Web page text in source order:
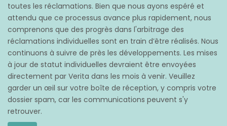
toutes les réclamations. Bien que nous ayons espéré et
attendu que ce processus avance plus rapidement, nous
comprenons que des progrès dans l'arbitrage des
réclamations individuelles sont en train d’être réalisés. Nous
continuons à suivre de près les développements. Les mises
à jour de statut individuelles devraient être envoyées
directement par Verita dans les mois à venir. Veuillez
garder un œil sur votre boîte de réception, y compris votre
dossier spam, car les communications peuvent s'y
retrouver.